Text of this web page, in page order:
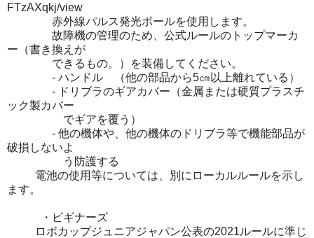
FTzAXqkj/view
赤外線パルス発光ボールを使用します。
故障機の管理のため、公式ルールのトップマーカ
ー（書き換えが
できるもの。）を装備してください。
- ハンドル （他の部品から5㎝以上離れている）
- ドリブラのギアカバー（金属または硬質プラスチ
ック製カバー
でギアを覆う）
- 他の機体や、他の機体のドリブラ等で機能部品が
破損しないよ
う防護する
電池の使用等については、別にローカルルールを示し
ます。
・ビギナーズ
ロボカップジュニアジャパン公表の2021ルールに準じ